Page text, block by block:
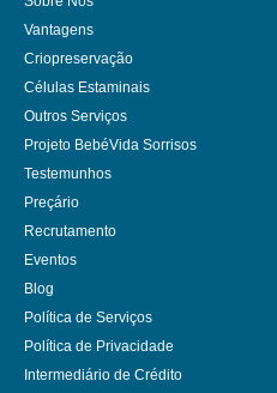
Vantagens
Criopreservação
Células Estaminais
Outros Serviços
Projeto BebéVida Sorrisos
Testemunhos
Preçário
Recrutamento
Eventos
Blog
Política de Serviços
Política de Privacidade
Intermediário de Crédito